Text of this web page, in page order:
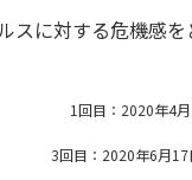
スに対する危機感
1回目：2020年4
3回目：2020年6月